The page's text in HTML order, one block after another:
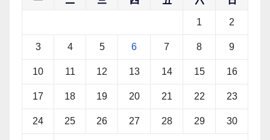
1 2
3 4 5 6 7 8 9
10 11 12 13 14 15 16
17 18 19 20 21 22 23
24 25 26 27 28 29 30